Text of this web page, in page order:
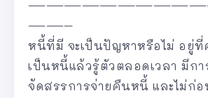
——–
หนี้ที่มี จะเป็นปัญหาหรือไม่ อยู่ที่
เป็นหนี้แล้วรู้ตัวตลอดเวลา มีกา
จัดสรรการจ่ายคืนหนี้ และไม่ก่